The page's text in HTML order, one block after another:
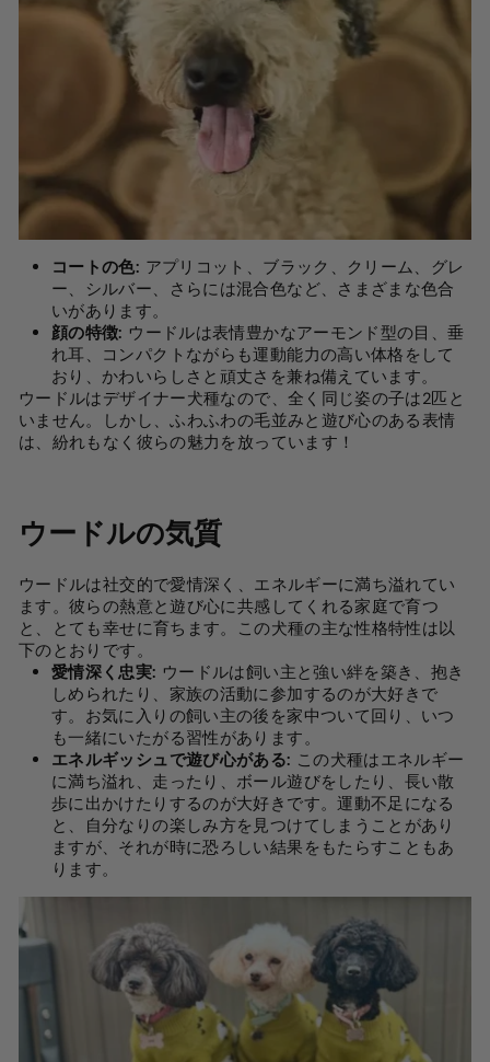
コートの色: アプリコット、ブラック、クリーム、グレ
ー、シルバー、さらには混合色など、さまざまな色合
いがあります。
顔の特徴: ウードルは表情豊かなアーモンド型の目、垂
れ耳、コンパクトながらも運動能力の高い体格をして
おり、かわいらしさと頑丈さを兼ね備えています。
ウードルはデザイナー犬種なので、全く同じ姿の子は2匹と
いません。しかし、ふわふわの毛並みと遊び心のある表情
は、紛れもなく彼らの魅力を放っています！
ウードルの気質
ウードルは社交的で愛情深く、エネルギーに満ち溢れてい
ます。彼らの熱意と遊び心に共感してくれる家庭で育つ
と、とても幸せに育ちます。この犬種の主な性格特性は以
下のとおりです。
愛情深く忠実: ウードルは飼い主と強い絆を築き、抱き
しめられたり、家族の活動に参加するのが大好きで
す。お気に入りの飼い主の後を家中ついて回り、いつ
も一緒にいたがる習性があります。
エネルギッシュで遊び心がある: この犬種はエネルギー
に満ち溢れ、走ったり、ボール遊びをしたり、長い散
歩に出かけたりするのが大好きです。運動不足になる
と、自分なりの楽しみ方を見つけてしまうことがあり
ますが、それが時に恐ろしい結果をもたらすこともあ
ります。